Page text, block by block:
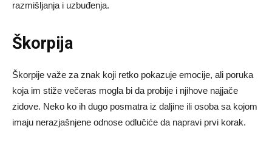
razmišljanja i uzbuđenja.
Škorpija
Škorpije važe za znak koji retko pokazuje emocije, ali poruka
koja im stiže večeras mogla bi da probije i njihove najjače
zidove. Neko ko ih dugo posmatra iz daljine ili osoba sa kojom
imaju nerazjašnjene odnose odlučiće da napravi prvi korak.